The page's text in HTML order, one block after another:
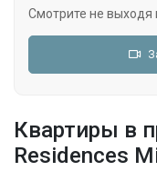
Смотрите не выходя
Квартиры в
Residences